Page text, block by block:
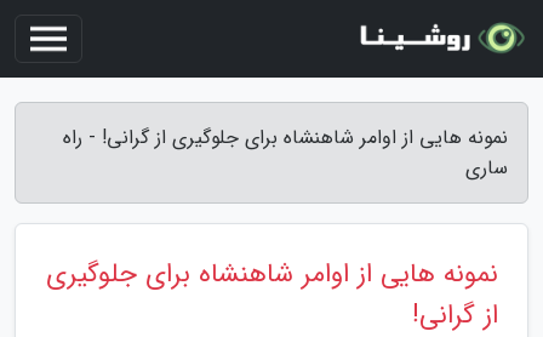
نمونه هایی از اوامر شاهنشاه برای جلوگیری از گرانی! - راه
ساری
نمونه هایی از اوامر شاهنشاه برای جلوگیری
از گرانی!